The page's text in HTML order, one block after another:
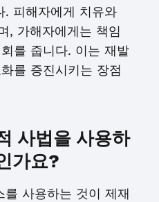
. 피해자에게 치유와
, 가해자에게는 책임
를 줍니다. 이는 재발
를 증진시키는 장점
사법을 사용하
가요?
를 사용하는 것이 제재